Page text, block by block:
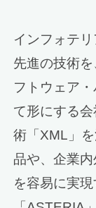
インフォテ
先進の技術
フトウェア
て形にする
術「XML」
品や、企業
を容易に実